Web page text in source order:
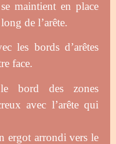
maintient en place
de l’arête.
les bords d’arêtes
face.
bord des zones
avec l’arête qui
ergot arrondi vers le